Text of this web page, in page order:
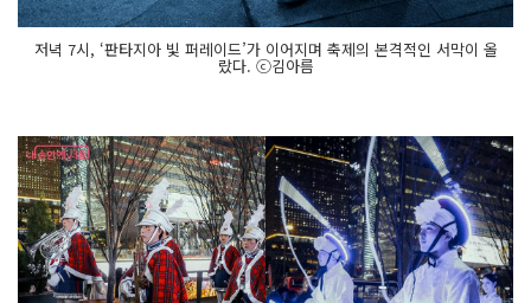
페
스
의 일
하
다.
1
8
일
(목)
에
는 D
D
P '서
울
저녁 7시, ‘판타지아 빛 퍼레이드’가 이어지며 축제의 본격적인 서막이 올
랐다. ⓒ김아름